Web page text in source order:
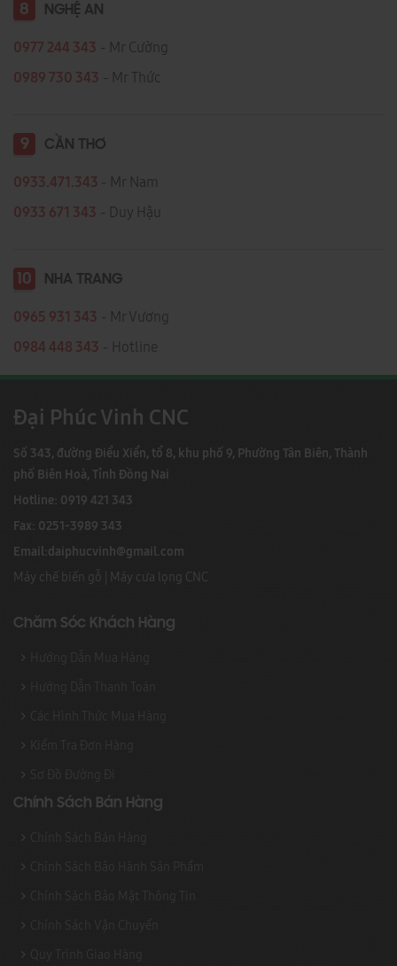
8 NGHỆ AN
0977 244 343 - Mr Cường
0989 730 343 - Mr Thức
9 CẦN THƠ
0933.471.343 - Mr Nam
0933 671 343 - Duy Hậu
10 NHA TRANG
0965 931 343 - Mr Vương
0984 448 343 - Hotline
Đại Phúc Vinh CNC
Số 343, đường Điểu Xiển, tổ 8, khu phố 9, Phường Tân Biên, Thành
phố Biên Hoà, Tỉnh Đồng Nai
Hotline: 0919 421 343
Fax: 0251-3989 343
Email:daiphucvinh@gmail.com
Máy chế biến gỗ Máy cưa lọng CNC
Chăm Sóc Khách Hàng
Chính Sách Bán Hàng